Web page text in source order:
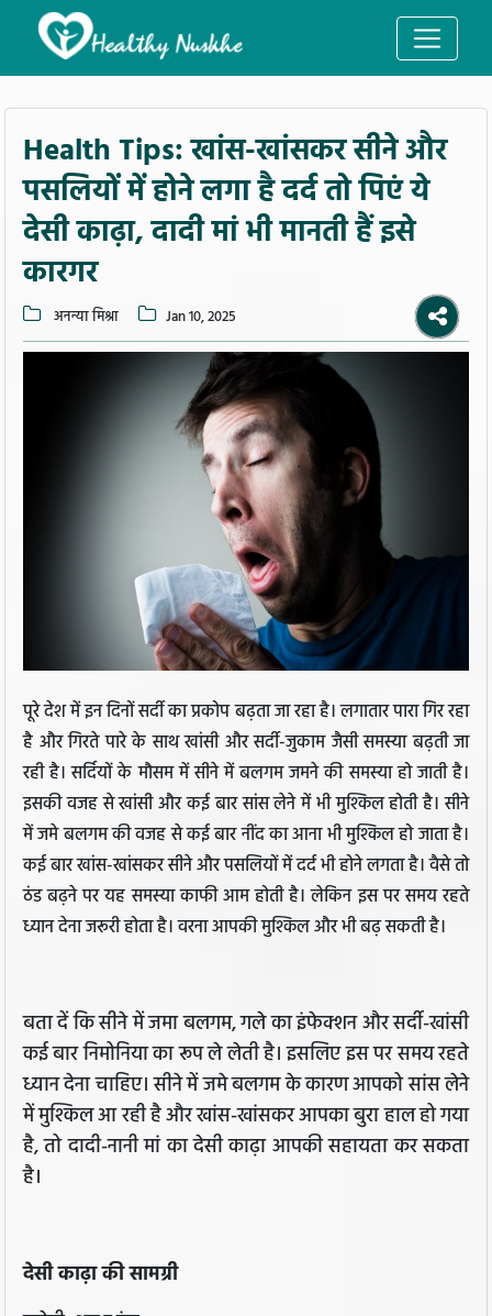
Health Tips: खांस-खांसकर सीने और
पसलियों में होने लगा है दर्द तो पिएं ये
देसी काढ़ा, दादी मां भी मानती हैं इसे
कारगर
अनन्या मिश्रा Jan 10, 2025
पूरे देश में इन दिनों सर्दी का प्रकोप बढ़ता जा रहा है। लगातार पारा गिर रहा
है और गिरते पारे के साथ खांसी और सर्दी-जुकाम जैसी समस्या बढ़ती जा
रही है। सर्दियों के मौसम में सीने में बलगम जमने की समस्या हो जाती है।
इसकी वजह से खांसी और कई बार सांस लेने में भी मुश्किल होती है। सीने
में जमे बलगम की वजह से कई बार नींद का आना भी मुश्किल हो जाता है।
कई बार खांस-खांसकर सीने और पसलियों में दर्द भी होने लगता है। वैसे तो
ठंड बढ़ने पर यह समस्या काफी आम होती है। लेकिन इस पर समय रहते
ध्यान देना जरूरी होता है। वरना आपकी मुश्किल और भी बढ़ सकती है।
बता दें कि सीने में जमा बलगम, गले का इंफेक्शन और सर्दी-खांसी
कई बार निमोनिया का रूप ले लेती है। इसलिए इस पर समय रहते
ध्यान देना चाहिए। सीने में जमे बलगम के कारण आपको सांस लेने
में मुश्किल आ रही है और खांस-खांसकर आपका बुरा हाल हो गया
है, तो दादी-नानी मां का देसी काढ़ा आपकी सहायता कर सकता
है।
देसी काढ़ा की सामग्री